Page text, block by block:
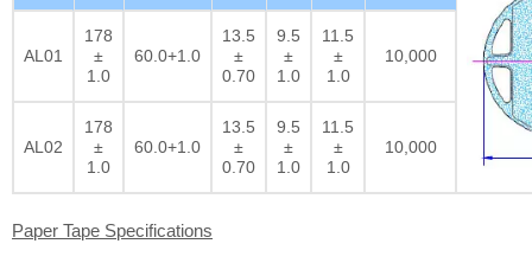
AL01
178
±
1.0
60.0+1.0
13.5
±
0.70
9.5
±
1.0
11.5
±
1.0
10,000
AL02
178
±
1.0
60.0+1.0
13.5
±
0.70
9.5
±
1.0
11.5
±
1.0
10,000
Paper Tape Specifications